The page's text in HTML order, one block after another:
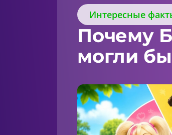
Интересные
Почему
могли